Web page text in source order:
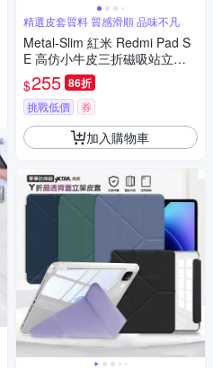
精選皮套質料 質感滑順 品味不凡
Metal-Slim 紅米 Redmi Pad S
E 高仿小牛皮三折磁吸站立皮
套
$255 86折
挑戰低價 券
加入購物車